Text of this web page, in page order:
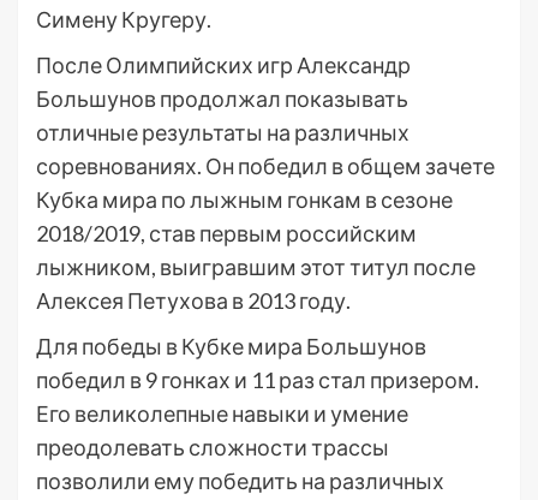
Симену Кругеру.
После Олимпийских игр Александр
Большунов продолжал показывать
отличные результаты на различных
соревнованиях. Он победил в общем зачете
Кубка мира по лыжным гонкам в сезоне
2018/2019, став первым российским
лыжником, выигравшим этот титул после
Алексея Петухова в 2013 году.
Для победы в Кубке мира Большунов
победил в 9 гонках и 11 раз стал призером.
Его великолепные навыки и умение
преодолевать сложности трассы
позволили ему победить на различных